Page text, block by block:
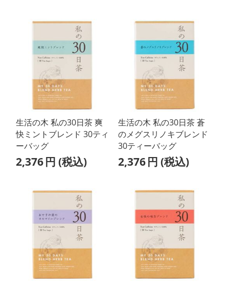
生活の木 私の30日茶 爽
快ミントブレンド 30ティ
ーバッグ
2,376円 (税込)
生活の木 私の30日茶 蒼
のメグスリノキブレンド
30ティーバッグ
2,376円 (税込)